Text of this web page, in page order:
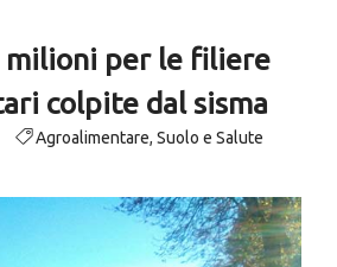
milioni per le filiere
colpite dal sisma
Agroalimentare, Suolo e Salute